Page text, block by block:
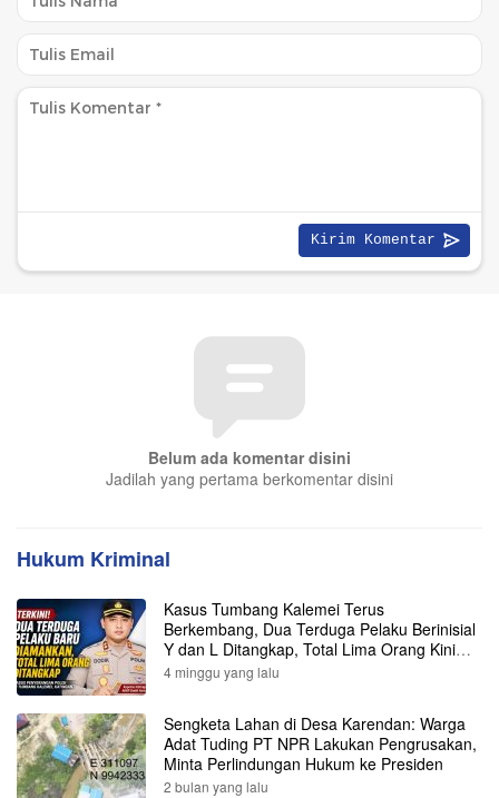
Belum ada komentar disini
Jadilah yang pertama berkomentar disini
Hukum Kriminal
Kasus Tumbang Kalemei Terus
Berkembang, Dua Terduga Pelaku Berinisial
Y dan L Ditangkap, Total Lima Orang Kini
Diamankan Polisi
4 minggu yang lalu
Sengketa Lahan di Desa Karendan: Warga
Adat Tuding PT NPR Lakukan Pengrusakan,
Minta Perlindungan Hukum ke Presiden
2 bulan yang lalu